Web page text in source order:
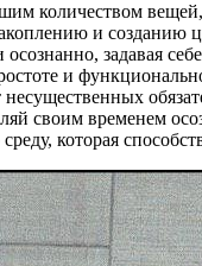
количеством
и созданию
задавая
и
своим временем
которая